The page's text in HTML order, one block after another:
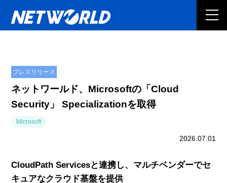
プレスリリース
ネットワールド、Microsoftの「Cloud
Security」 Specializationを取得
Microsoft
2026.07.01
CloudPath Servicesと連携し、マルチベンダーでセ
キュアなクラウド基盤を提供